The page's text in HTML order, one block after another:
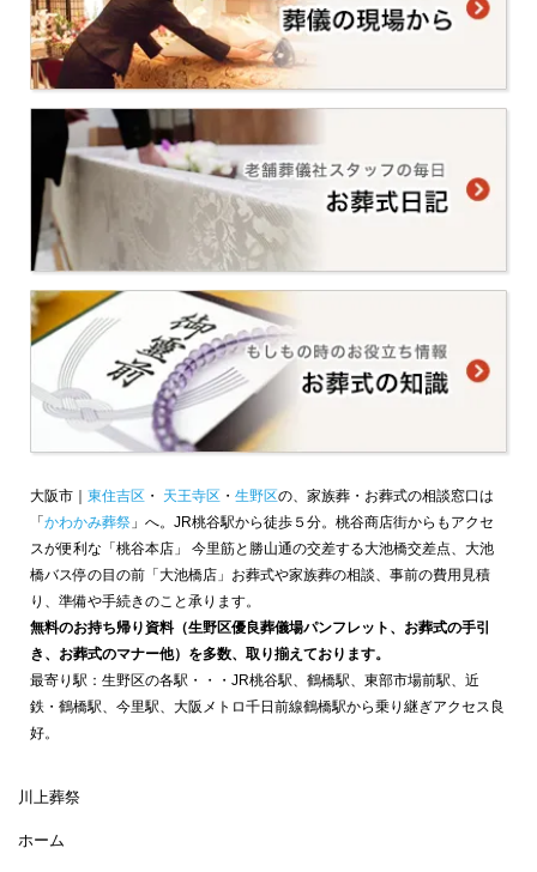
大阪市｜ 東住吉区 ・ 天王寺区 ・ 生野区の、家族葬・お葬式の相談窓口は
「かわかみ葬祭 」へ。JR桃谷駅から徒歩５分。桃谷商店街からもアクセ
スが便利な「桃谷本店」 今里筋と勝山通の交差する大池橋交差点、大池
橋バス停の目の前「大池橋店」お葬式や家族葬の相談、事前の費用見積
り、準備や手続きのこと承ります。
無料のお持ち帰り資料（生野区優良葬儀場パンフレット、お葬式の手引
き、お葬式のマナー他）を多数、取り揃えております。
最寄り駅：生野区の各駅・・・JR桃谷駅、鶴橋駅、東部市場前駅、近
鉄・鶴橋駅、今里駅、大阪メトロ千日前線鶴橋駅から乗り継ぎアクセス良
好。
川上葬祭
ホーム